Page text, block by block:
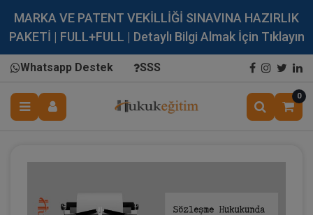
MARKA VE PATENT VEKİLLİĞİ SINAVINA HAZIRLIK
PAKETİ | FULL+FULL | Detaylı Bilgi Almak İçin Tıklayın
Whatsapp Destek SSS
0